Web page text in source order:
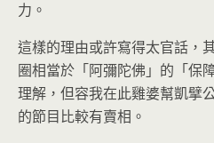
力。
這樣的理由或許寫得太官話，
圈相當於「阿彌陀佛」的「保
理解，但容我在此雞婆幫凱擘
的節目比較有賣相。